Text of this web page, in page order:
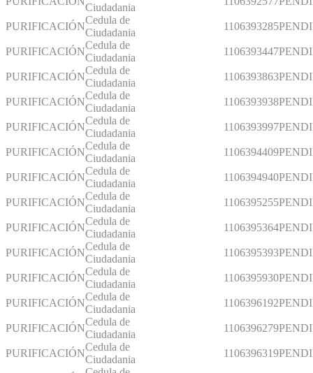
Ciudadania
PURIFICACIÓN
Cedula de
Ciudadania
1106393285
PURIFICACIÓN
Cedula de
Ciudadania
1106393447
PURIFICACIÓN
Cedula de
Ciudadania
1106393863
PURIFICACIÓN
Cedula de
Ciudadania
1106393938
PURIFICACIÓN
Cedula de
Ciudadania
1106393997
PURIFICACIÓN
Cedula de
Ciudadania
1106394409
PURIFICACIÓN
Cedula de
Ciudadania
1106394940
PURIFICACIÓN
Cedula de
Ciudadania
1106395255
PURIFICACIÓN
Cedula de
Ciudadania
1106395364
PURIFICACIÓN
Cedula de
Ciudadania
1106395393
PURIFICACIÓN
Cedula de
Ciudadania
1106395930
PURIFICACIÓN
Cedula de
Ciudadania
1106396192
PURIFICACIÓN
Cedula de
Ciudadania
1106396279
PURIFICACIÓN
Cedula de
Ciudadania
1106396319